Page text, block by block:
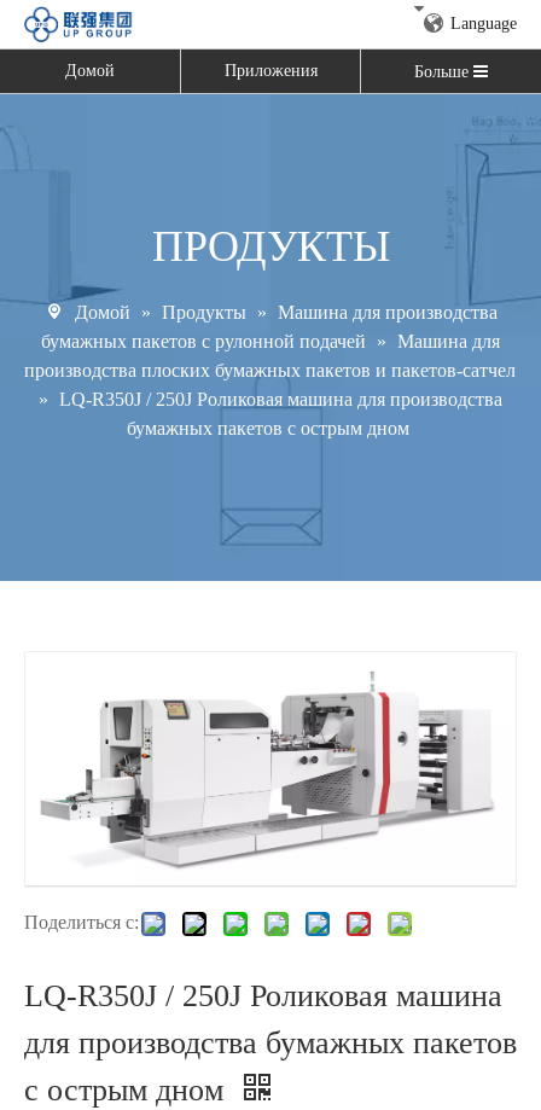
Language
Домой Приложения Больше
ПРОДУКТЫ
Домой » Продукты » Машина для производства
бумажных пакетов с рулонной подачей
» Машина для
производства плоских бумажных пакетов и пакетов-сатчел
» LQ-R350J / 250J Роликовая машина для производства
бумажных пакетов с острым дном
Поделиться с:
LQ-R350J / 250J Роликовая машина
для производства бумажных пакетов
с острым дном